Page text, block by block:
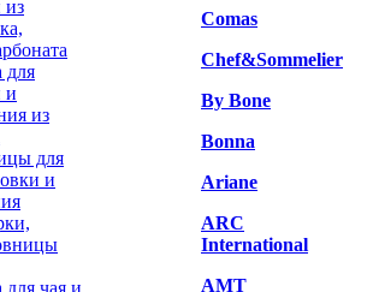
из
для
и
из
для
и
для чая и
Comas
Chef&Sommelier
By Bone
Bonna
Ariane
ARC
International
AMT